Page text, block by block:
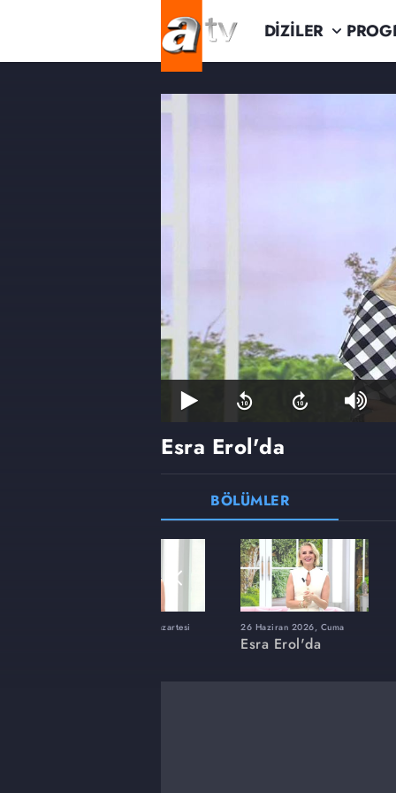
DİZİLER
Esra Erol'da
BÖLÜMLER
8 Haziran 2026, Pazartesi 26 Haziran 2026, Cuma
Esra Erol'da